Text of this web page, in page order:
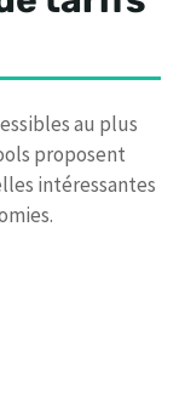
au plus
proposent
intéressantes